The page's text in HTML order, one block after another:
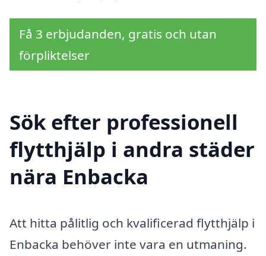
Få 3 erbjudanden, gratis och utan
förpliktelser
Sök efter professionell
flytthjälp i andra städer
nära Enbacka
Att hitta pålitlig och kvalificerad flytthjälp i
Enbacka behöver inte vara en utmaning.